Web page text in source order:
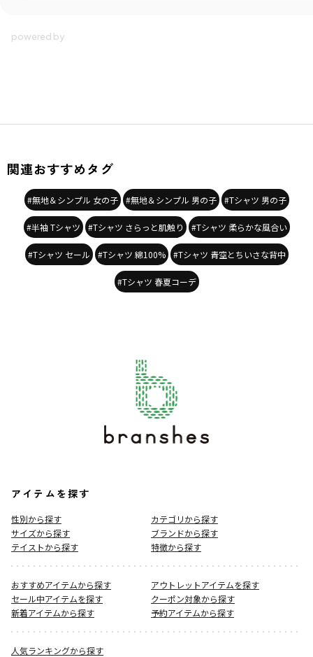
関連おすすめタグ
#無地＆シンプル 女の子 #無地＆シンプル 男の子 #Tシャツ 男の子
#半袖 Tシャツ #Tシャツ さらっと肌触り #Tシャツ 柔らかな風合い
#Tシャツ セール #Tシャツ 綿100% #Tシャツ 青空とちいさな背中
#Tシャツ 春夏コーデ
アイテムを探す
性別から探す
カテゴリから探す
サイズから探す
ブランドから探す
テイストから探す
特徴から探す
おすすめアイテムから探す
アウトレットアイテムを探す
セール中アイテムを探す
クーポン対象から探す
新着アイテムから探す
予約アイテムから探す
人気ランキングから探す